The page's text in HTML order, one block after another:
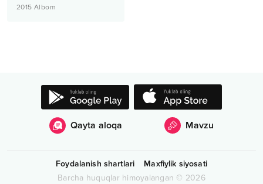
2015 Albom
Qayta aloqa Mavzu
Foydalanish shartlari
Maxfiylik siyosati
Barcha huquqlar himoyalangan © 2026